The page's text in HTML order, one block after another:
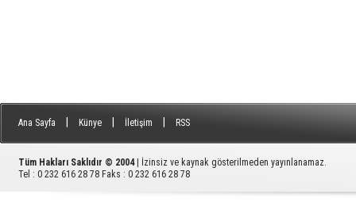
Ana Sayfa Künye İletişim RSS
Tüm Hakları Saklıdır © 2004
| İzinsiz ve kaynak gösterilmeden yayınlanamaz.
Tel : 0 232 616 28 78 Faks : 0 232 616 28 78